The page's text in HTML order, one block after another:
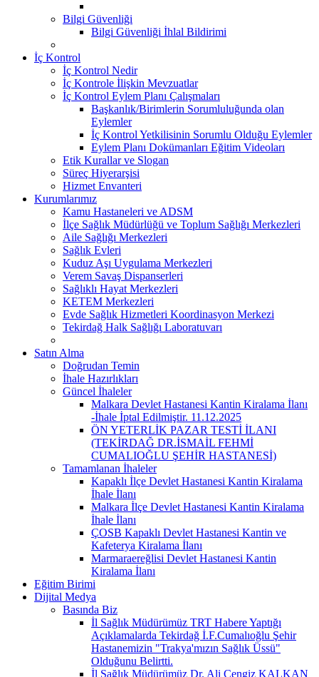
Bilgi Güvenliği
Bilgi Güvenliği İhlal Bildirimi
İç Kontrol
İç Kontrol Nedir
İç Kontrole İlişkin Mevzuatlar
İç Kontrol Eylem Planı Çalışmaları
Başkanlık/Birimlerin Sorumluluğunda olan
Eylemler
İç Kontrol Yetkilisinin Sorumlu Olduğu Eylemler
Eylem Planı Dokümanları Eğitim Videoları
Etik Kurallar ve Slogan
Süreç Hiyerarşisi
Hizmet Envanteri
Kurumlarımız
Kamu Hastaneleri ve ADSM
İlçe Sağlık Müdürlüğü ve Toplum Sağlığı Merkezleri
Aile Sağlığı Merkezleri
Sağlık Evleri
Kuduz Aşı Uygulama Merkezleri
Verem Savaş Dispanserleri
Sağlıklı Hayat Merkezleri
KETEM Merkezleri
Evde Sağlık Hizmetleri Koordinasyon Merkezi
Tekirdağ Halk Sağlığı Laboratuvarı
Satın Alma
Doğrudan Temin
İhale Hazırlıkları
Güncel İhaleler
Malkara Devlet Hastanesi Kantin Kiralama İlanı
-İhale İptal Edilmiştir. 11.12.2025
ÖN YETERLİK PAZAR TESTİ İLANI
(TEKİRDAĞ DR.İSMAİL FEHMİ
CUMALIOĞLU ŞEHİR HASTANESİ)
Tamamlanan İhaleler
Kapaklı İlçe Devlet Hastanesi Kantin Kiralama
İhale İlanı
Malkara İlçe Devlet Hastanesi Kantin Kiralama
İhale İlanı
ÇOSB Kapaklı Devlet Hastanesi Kantin ve
Kafeterya Kiralama İlanı
Marmaraereğlisi Devlet Hastanesi Kantin
Kiralama İlanı
Eğitim Birimi
Dijital Medya
Basında Biz
İl Sağlık Müdürümüz TRT Habere Yaptığı
Açıklamalarda Tekirdağ İ.F.Cumalıoğlu Şehir
Hastanemizin "Trakya'mızın Sağlık Üssü"
Olduğunu Belirtti.
İl Sağlık Müdürümüz Dr. Ali Cengiz KALKAN